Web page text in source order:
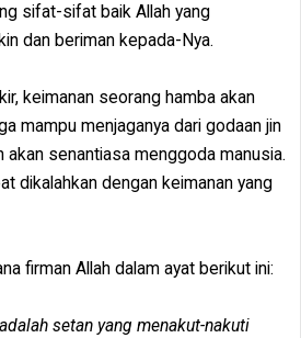
sifat-sifat baik Allah yang
dan beriman kepada-Nya.
keimanan seorang hamba akan
mampu menjaganya dari godaan jin
akan senantiasa menggoda manusia.
dikalahkan dengan keimanan yang
firman Allah dalam ayat berikut ini:
setan yang menakut-nakuti